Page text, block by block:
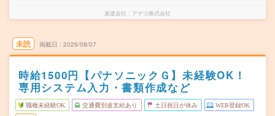
派遣会社 アデコ株式会社
未読 掲載日 2026/08/07
時給1500円【パナソニックＧ】未経験OK！
専用システム入力・書類作成など
職種未経験OK 交通費別途支給あり 土日祝日が休み WEB登録OK